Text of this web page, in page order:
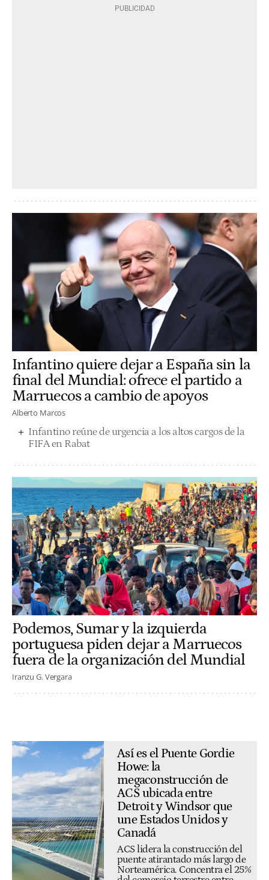
Infantino quiere dejar a España sin la
final del Mundial: ofrece el partido a
Marruecos a cambio de apoyos
Alberto Marcos
Infantino reúne de urgencia a los altos cargos de la
FIFA en Rabat
Podemos, Sumar y la izquierda
portuguesa piden dejar a Marruecos
fuera de la organización del Mundial
Iranzu G. Vergara
Así es el Puente Gordie
Howe: la
megaconstrucción de
ACS ubicada entre
Detroit y Windsor que
une Estados Unidos y
Canadá
ACS lidera la construcción del
puente atirantado más largo de
Norteamérica. Concentra el 25%